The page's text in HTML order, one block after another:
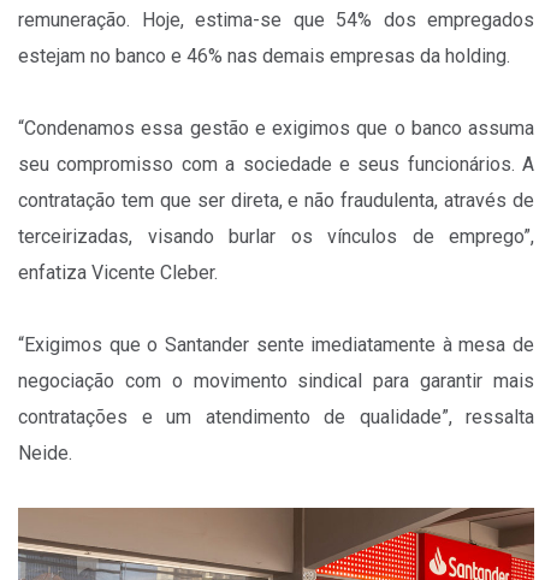
remuneração. Hoje, estima-se que 54% dos empregados
estejam no banco e 46% nas demais empresas da holding.
“Condenamos essa gestão e exigimos que o banco assuma
seu compromisso com a sociedade e seus funcionários. A
contratação tem que ser direta, e não fraudulenta, através de
terceirizadas, visando burlar os vínculos de emprego”,
enfatiza Vicente Cleber.
“Exigimos que o Santander sente imediatamente à mesa de
negociação com o movimento sindical para garantir mais
contratações e um atendimento de qualidade”, ressalta
Neide.